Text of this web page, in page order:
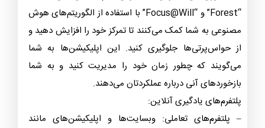
“Forest” و “Focus@Will” با استفاده از الگوریتم‌های هوش
مصنوعی به شما کمک می‌کنند تا تمرکز خود را افزایش دهید و
از حواس‌پرتی‌ها جلوگیری کنید. این اپلیکیشن‌ها به شما
می‌گویند که چطور زمان خود را مدیریت کنید و به شما
بازخوردهای آنی درباره عملکردتان می‌دهند.
پلتفرم‌های یادگیری آنلاین:
– پلتفرم‌های تعاملی: وبسایت‌ها و اپلیکیشن‌های مانند